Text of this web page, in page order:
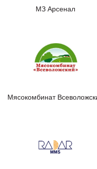
МЗ Арсенал
Мясокомбинат